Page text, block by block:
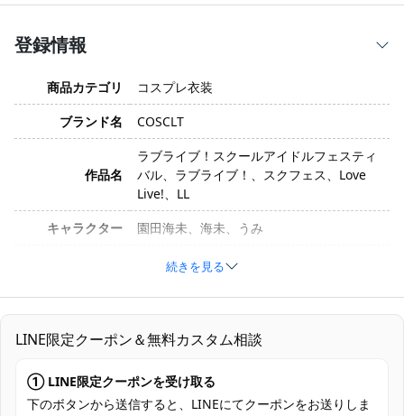
登録情報
商品カテゴリ
コスプレ衣装
ブランド名
COSCLT
作品名
ラブライブ！スクールアイドルフェスティ
バル、ラブライブ！、スクフェス、Love
Live!、LL
キャラクター
園田海未、海未、うみ
カウントダウンライブ編「スタートはステ
サイズ
S、M、L、XL
素材
コスプレ専用生地
セット内容
ワンピース、王冠、腰飾り、手袋、髪飾
り、靴下、足首飾り
続きを見る
LINE限定クーポン＆無料カスタム相談
① LINE限定クーポンを受け取る
下のボタンから送信すると、LINEにてクーポンをお送りしま